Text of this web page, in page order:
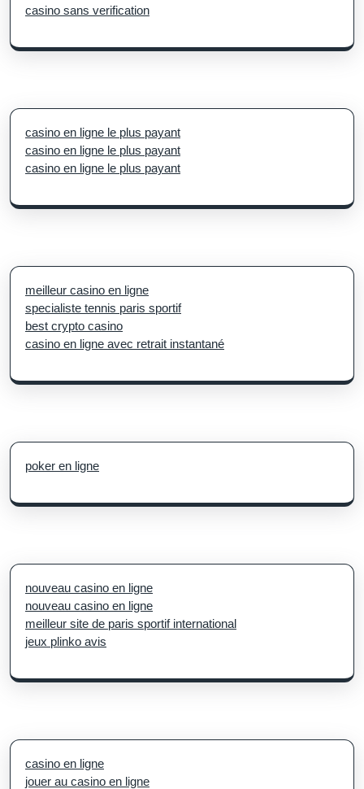
casino sans verification
casino en ligne le plus payant
casino en ligne le plus payant
casino en ligne le plus payant
meilleur casino en ligne
specialiste tennis paris sportif
best crypto casino
casino en ligne avec retrait instantané
poker en ligne
nouveau casino en ligne
nouveau casino en ligne
meilleur site de paris sportif international
jeux plinko avis
casino en ligne
jouer au casino en ligne